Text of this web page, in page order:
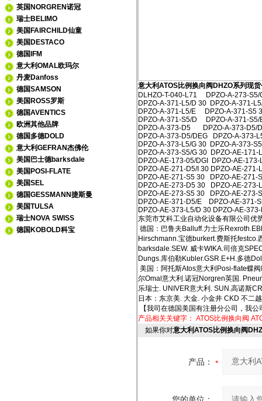
英国NORGREN诺冠
瑞士BELIMO
美国FAIRCHILD仙童
美国DESTACO
德国IFM
意大利OMAL欧玛尔
丹麦Danfoss
德国SAMSON
美国ROSS罗斯
德国AVENTICS
欧洲其他品牌
德国多德DOLD
意大利GEFRAN杰佛伦
美国巴士德barksdale
美国POSI-FLATE
美国SEL
德国GESSMANN捷斯曼
美国TULSA
瑞士NOVA SWISS
德国KOBOLD科宝
意大利ATOS比例换向阀DHZO系列现
DLHZO-T-040-L71 DPZO-A-273-S5/
DPZO-A-371-L5/D 30 DPZO-A-371-
DPZO-A-371-L5/E DPZO-A-371-S5
DPZO-A-371-S5/D DPZO-A-371-S5/
DPZO-A-373-D5 DPZO-A-373-D5/D
DPZO-A-373-D5/DEG DPZO-A-373-
DPZO-A-373-L5/G 30 DPZO-A-373-
DPZO-A-373-S5/G 30 DPZO-AE-171-
DPZO-AE-173-05/DGI DPZO-AE-173-
DPZO-AE-271-D5/I 30 DPZO-AE-271-
DPZO-AE-271-S5 30 DPZO-AE-271-
DPZO-AE-273-D5 30 DPZO-AE-273-
DPZO-AE-273-S5 30 DPZO-AE-273-
DPZO-AE-371-D5/E DPZO-AE-371-
DPZO-AE-373-L5/D 30 DPZO-AE-
东莞市艾科工业自动化设备有限公司优
德国：巴鲁夫Balluff.力士乐
Hirschmann.宝德burkert.费斯托
barksdale.SEW. 威卡WIKA.司倍克
Dungs.库伯勒Kubler.GSR.E+H.多德
美国：阿托斯Atos意大利Posi-flate蝶
尔Omal意大利.诺冠Norgren英国.
乐瑞士. UNIVER意大利. SUN.高诺斯
日本：东京美. 大金. 小金井 CKD 不二
【我司在德国美国有注册分公司，我
产品相关关键字： ATOS比例换向阀
如果你对意大利ATOS比例换向阀
产品：